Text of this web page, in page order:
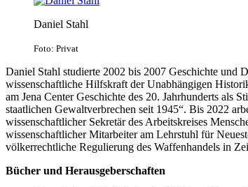
Daniel Stahl
Foto: Privat
Daniel Stahl studierte 2002 bis 2007 Geschichte und
wissenschaftliche Hilfskraft der Unabhängigen
am Jena Center Geschichte des 20. Jahrhunderts
staatlichen Gewaltverbrechen seit 1945“. Bis 2022
wissenschaftlicher Sekretär des Arbeitskreises
wissenschaftlicher Mitarbeiter am Lehrstuhl für
völkerrechtliche Regulierung des Waffenhandels in
Bücher und Herausgeberschaften